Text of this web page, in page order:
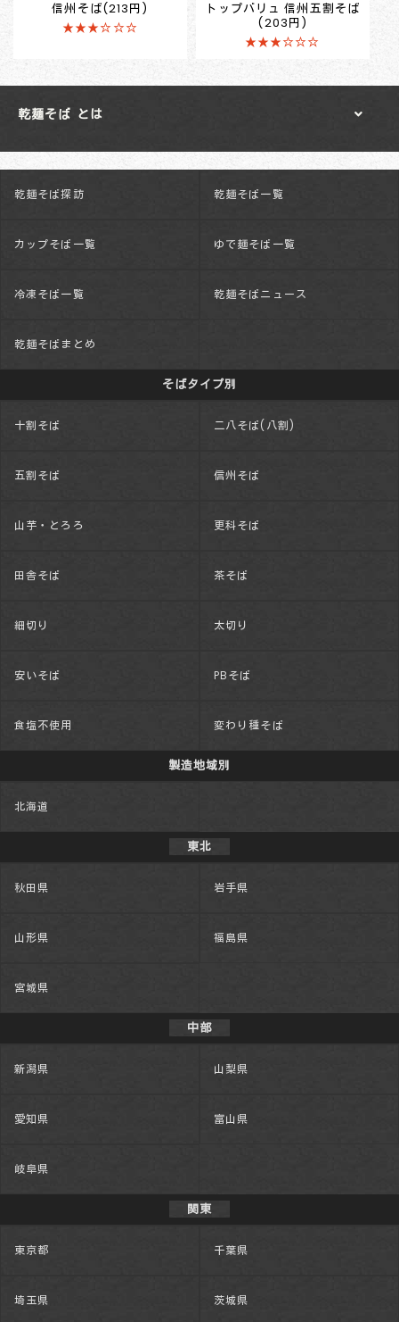
信州そば(213円)
★★★☆☆☆
トップバリュ 信州五割そば
(203円)
★★★☆☆☆
乾麺そば とは
乾麺そば探訪 乾麺そば一覧
カップそば一覧 ゆで麺そば一覧
冷凍そば一覧 乾麺そばニュース
乾麺そばまとめ
そばタイプ別
十割そば 二八そば(八割)
五割そば 信州そば
山芋・とろろ 更科そば
田舎そば 茶そば
細切り 太切り
安いそば PBそば
食塩不使用 変わり種そば
製造地域別
北海道
東北
秋田県 岩手県
山形県 福島県
宮城県
中部
新潟県 山梨県
愛知県 富山県
岐阜県
関東
東京都 千葉県
埼玉県 茨城県